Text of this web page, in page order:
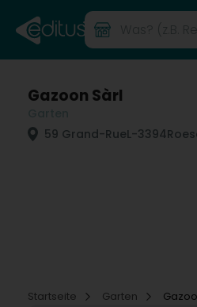
Gazoon Sàrl
59 Grand-RueL-3394
Startseite
Garten